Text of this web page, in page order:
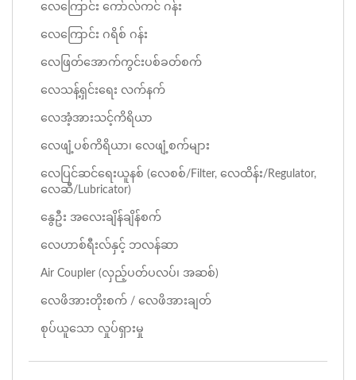
လေကြောင်း ကော်လ်ကင် ဂန်း
လေကြောင်း ဂရိစ် ဂန်း
လေဖြတ်အောက်ကွင်းပစ်ခတ်စက်
လေသန့်ရှင်းရေး လက်နက်
လေအံ့အားသင့်ကိရိယာ
လေဖျံ့ပစ်ကိရိယာ၊ လေဖျံ့စက်များ
လေပြင်ဆင်ရေးယူနစ် (လေစစ်/filter, လေထိန်း/regulator,
လေဆီ/lubricator)
နွေဦး အလေးချိန်ချိန်စက်
လေဟာစ်ရီးလ်နှင့် ဘလန်ဆာ
Air Coupler (လှည့်ပတ်ပလပ်၊ အဆစ်)
လေဖိအားတိုးစက် / လေဖိအားချတ်
စုပ်ယူသော လှုပ်ရှားမှု